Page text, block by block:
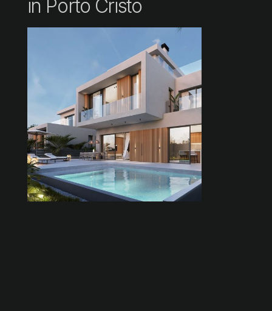
in Porto Cristo